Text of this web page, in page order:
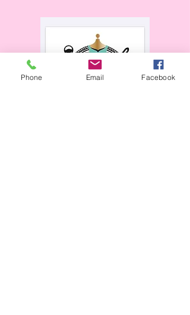
Phone Email Facebook